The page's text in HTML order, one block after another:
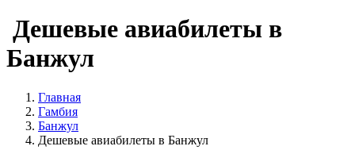
Дешевые авиабилеты в
Банжул
Главная
Гамбия
Банжул
Дешевые авиабилеты в Банжул